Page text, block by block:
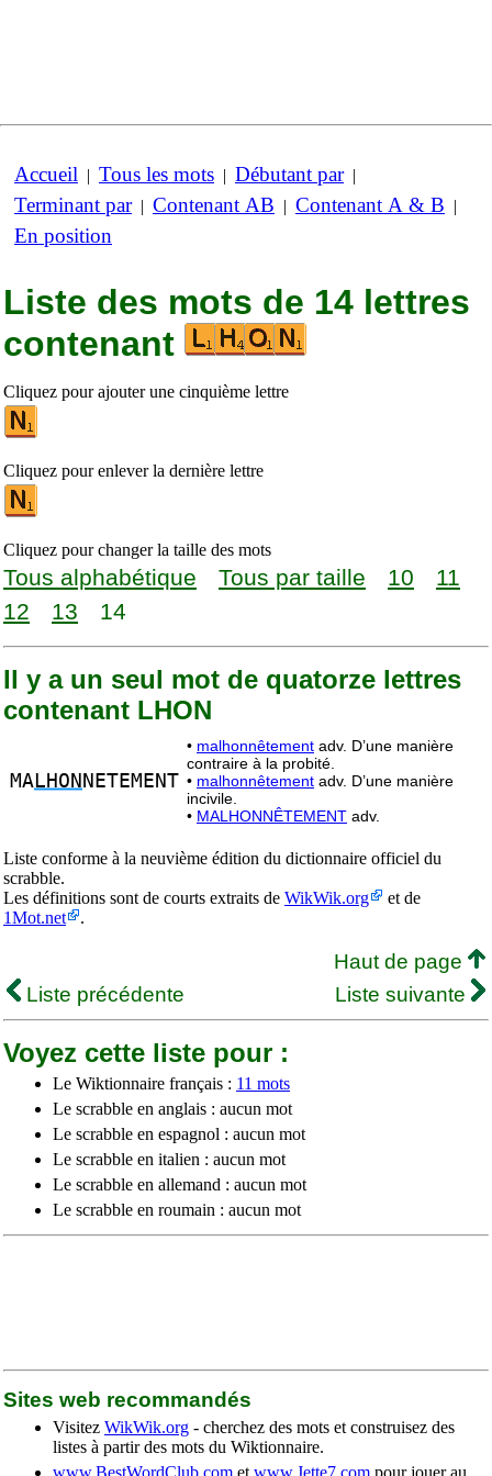
Accueil | Tous les mots | Débutant par|
Terminant par| Contenant AB | Contenant A & B |
En position
Liste des mots de 14 lettres
contenant
Cliquez pour ajouter une cinquième lettre
Cliquez pour enlever la dernière lettre
Cliquez pour changer la taille des mots
Tous alphabétique Tous par taille 10
11
12
13 14
Il y a un seul mot de quatorze lettres
contenant LHON
MALHON NETEMENT
• malhonnêtement adv. D’une manière
contraire à la probité.
• malhonnêtement adv. D’une manière
incivile.
• MALHONNÊTEMENT adv.
Liste conforme à la neuvième édition du dictionnaire officiel du
scrabble.
Les définitions sont de courts extraits de WikWik.org
et de
1Mot.net
.
Haut de page
Liste précédente
Liste suivante
Voyez cette liste pour :
Le Wiktionnaire français : 11 mots
Le scrabble en anglais : aucun mot
Le scrabble en espagnol : aucun mot
Le scrabble en italien : aucun mot
Le scrabble en allemand : aucun mot
Le scrabble en roumain : aucun mot
Sites web recommandés
Visitez WikWik.org - cherchez des mots et construisez des
listes à partir des mots du Wiktionnaire.
www.BestWordClub.com et www.Jette7.com pour jouer au